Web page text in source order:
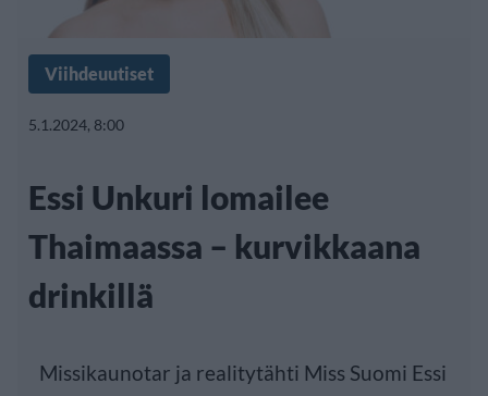
Viihdeuutiset
5.1.2024, 8:00
Essi Unkuri lomailee
Thaimaassa – kurvikkaana
drinkillä
Missikaunotar ja realitytähti Miss Suomi Essi